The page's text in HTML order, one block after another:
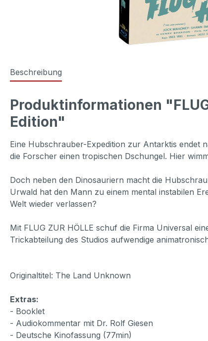
Beschreibung
Produktinformationen
Edition"
Eine Hubschrauber-Expedition zur Antarktis endet
die Forscher einen tropischen Dschungel. Hier
Doch neben den Dinosauriern macht die
Urwald hat den Mann zu einem mental instabilen
Welt wieder verlassen?
Mit FLUG ZUR HÖLLE schuf die Firma Universal
Trickabteilung des Studios aufwendige
Originaltitel: The Land Unknown
Extras:
- Booklet
- Audiokommentar mit Dr. Rolf Giesen
- Deutsche Kinofassung (77min)